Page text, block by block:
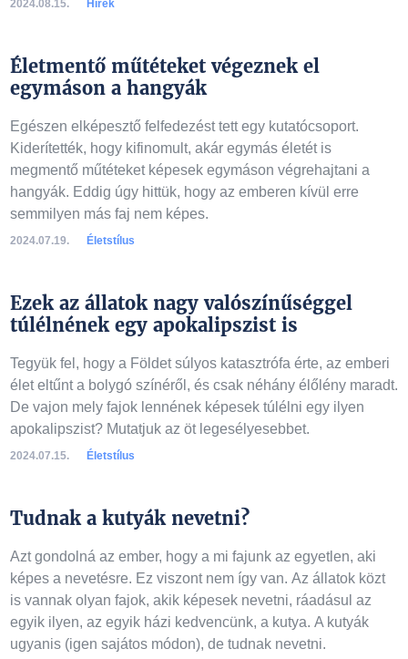
2024.08.15. Hírek
Életmentő műtéteket végeznek el
egymáson a hangyák
Egészen elképesztő felfedezést tett egy kutatócsoport.
Kiderítették, hogy kifinomult, akár egymás életét is
megmentő műtéteket képesek egymáson végrehajtani a
hangyák. Eddig úgy hittük, hogy az emberen kívül erre
semmilyen más faj nem képes.
2024.07.19. Életstílus
Ezek az állatok nagy valószínűséggel
túlélnének egy apokalipszist is
Tegyük fel, hogy a Földet súlyos katasztrófa érte, az emberi
élet eltűnt a bolygó színéről, és csak néhány élőlény maradt.
De vajon mely fajok lennének képesek túlélni egy ilyen
apokalipszist? Mutatjuk az öt legesélyesebbet.
2024.07.15. Életstílus
Tudnak a kutyák nevetni?
Azt gondolná az ember, hogy a mi fajunk az egyetlen, aki
képes a nevetésre. Ez viszont nem így van. Az állatok közt
is vannak olyan fajok, akik képesek nevetni, ráadásul az
egyik ilyen, az egyik házi kedvencünk, a kutya. A kutyák
ugyanis (igen sajátos módon), de tudnak nevetni.